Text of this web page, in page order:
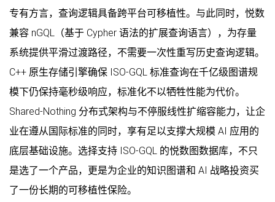
专有方言，查询逻辑具备跨平台可移植性。与此同时，悦数
兼容 nGQL（基于 Cypher 语法的扩展查询语言），为存量
系统提供平滑过渡路径，不需要一次性重写历史查询逻辑。
C++ 原生存储引擎确保 ISO-GQL 标准查询在千亿级图谱规
模下仍保持毫秒级响应，标准化不以牺牲性能为代价。
Shared-Nothing 分布式架构与不停服线性扩缩容能力，让企
业在遵从国际标准的同时，享有足以支撑大规模 AI 应用的
底层基础设施。选择支持 ISO-GQL 的悦数图数据库，不只
是选了一个产品，更是为企业的知识图谱和 AI 战略投资买
了一份长期的可移植性保险。